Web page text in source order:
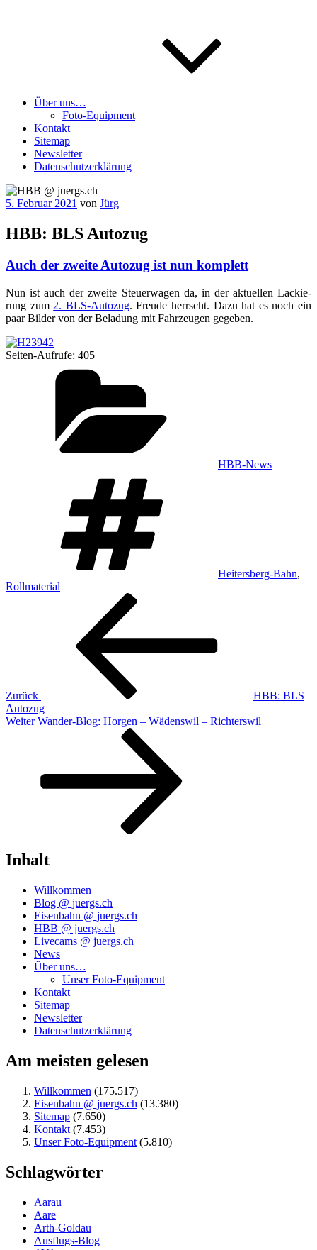
Über uns…
Foto-Equipment
Kontakt
Sitemap
Newsletter
Datenschutzerklärung
Veröffentlicht
5. Februar 2021 von Jürg
HBB: BLS Autozug
Auch der zweite Autozug ist nun komplett
Nun ist auch der zwei­te Steu­er­wa­gen da, in der aktu­el­len Lackie­
rung zum 2. BLS-Auto­zug. Freu­de herrscht. Dazu hat es noch ein
paar Bil­der von der Bela­dung mit Fahr­zeu­gen gegeben.
Sei­ten-Auf­ru­fe: 405
HBB-News
Heitersberg-Bahn,
Rollmaterial
Beitragsnavigation
Zurück
HBB: BLS
Autozug
Nächster
Weiter Wander-Blog: Horgen – Wädenswil – Richterswil
Inhalt
Willkommen
Blog @ juergs.ch
Eisenbahn @ juergs.ch
HBB @ juergs.ch
Livecams @ juergs.ch
News
Über uns…
Unser Foto-Equipment
Kontakt
Sitemap
Newsletter
Datenschutzerklärung
Am meisten gelesen
Willkommen (175.517)
Eisenbahn @ juergs.ch (13.380)
Sitemap (7.650)
Kontakt (7.453)
Unser Foto-Equipment (5.810)
Schlagwörter
Aarau
Aare
Arth-Goldau
Ausflugs-Blog